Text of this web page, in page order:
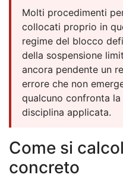
Molti procedimenti
collocati proprio in
regime del blocco
della sospensione
ancora pendente un
errore che non
qualcuno confronta
disciplina applicata.
Come si
concreto